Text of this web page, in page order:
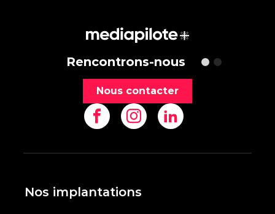
Rencontrons-nous
Nous contacter
Nos implantations